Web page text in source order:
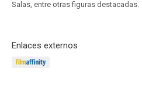
Salas, entre otras figuras destacadas.
Enlaces externos